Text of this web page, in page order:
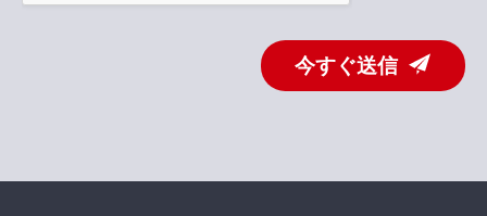
今すぐ送信